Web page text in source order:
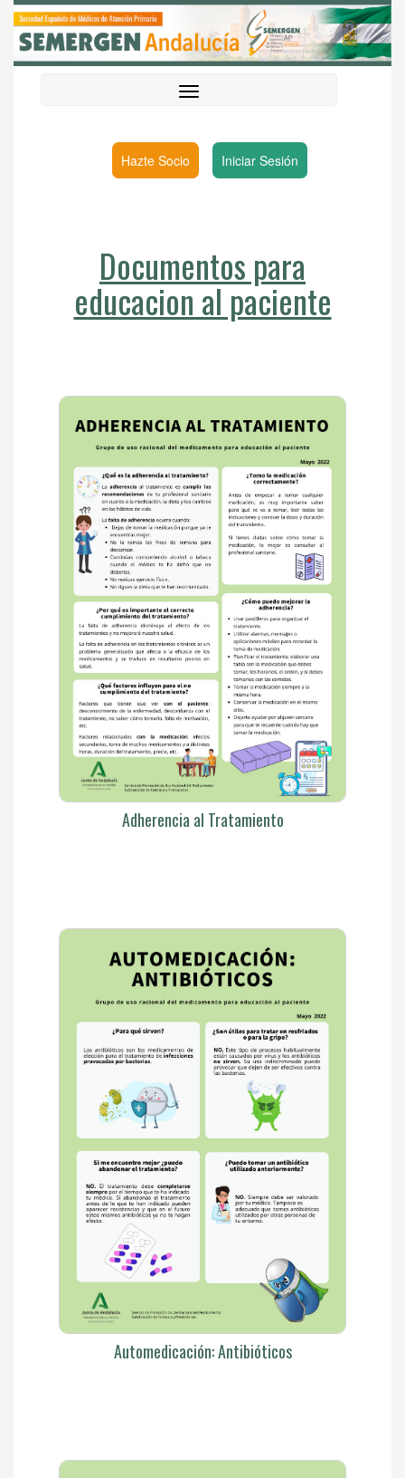
Hazte Socio Iniciar Sesión
Documentos para
educacion al paciente
Adherencia al Tratamiento
Automedicación: Antibióticos